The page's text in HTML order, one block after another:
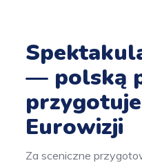
— polską
Eurowizji
Za sceniczne